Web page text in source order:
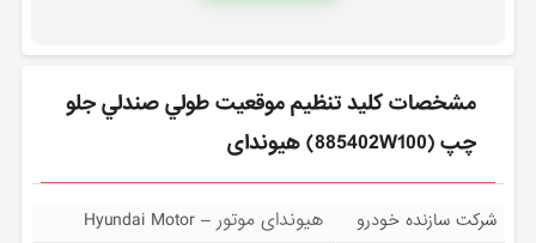
مشخصات كليد تنظيم موقعيت طولي صندلي جلو
چپ (885402W100) هیوندای
شرکت سازنده خودرو هیوندای موتور – Hyundai Motor